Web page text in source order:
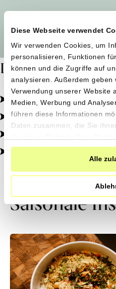
Diese Webseite verwendet
Wir verwenden Cookies, um
personalisieren, Funktionen
können und die Zugriffe auf
analysieren. Außerdem
Verwendung unserer Website
Medien, Werbung und
führen diese Informationen
Daten zusammen, die Sie
haben.
Alle
Dafür stehen wir
Pestizidfrei angebaut,
Natürliche Zutaten,
Von kleinen Höfen,
100% transparent, 0%
Saisonale